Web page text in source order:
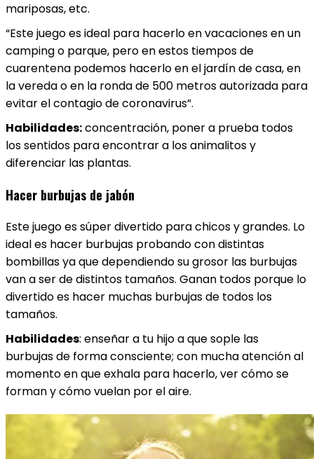
mariposas, etc.
“Este juego es ideal para hacerlo en vacaciones en un
camping o parque, pero en estos tiempos de
cuarentena podemos hacerlo en el jardín de casa, en
la vereda o en la ronda de 500 metros autorizada para
evitar el contagio de coronavirus”.
Habilidades:concentración, poner a prueba todos
los sentidos para encontrar a los animalitos y
diferenciar las plantas.
Hacer burbujas de jabón
Este juego es súper divertido para chicos y grandes. Lo
ideal es hacer burbujas probando con distintas
bombillas ya que dependiendo su grosor las burbujas
van a ser de distintos tamaños. Ganan todos porque lo
divertido es hacer muchas burbujas de todos los
tamaños.
Habilidades: enseñar a tu hijo a que sople las
burbujas de forma consciente; con mucha atención al
momento en que exhala para hacerlo, ver cómo se
forman y cómo vuelan por el aire.